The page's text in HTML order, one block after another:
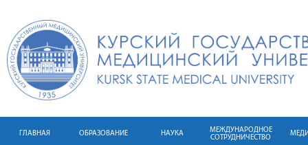
ГЛАВНАЯ ОБРАЗОВАНИЕ НАУКА
МЕЖДУНАРОДНОЕ
СОТРУДНИЧЕСТВО